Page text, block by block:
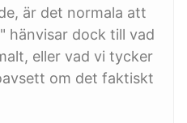
är det normala att
hänvisar dock till vad
eller vad vi tycker
om det faktiskt